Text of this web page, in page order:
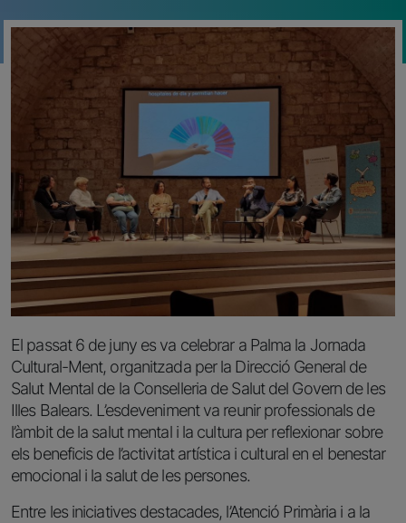
El passat 6 de juny es va celebrar a Palma la Jornada
Cultural-Ment, organitzada per la Direcció General de
Salut Mental de la Conselleria de Salut del Govern de les
Illes Balears. L’esdeveniment va reunir professionals de
l’àmbit de la salut mental i la cultura per reflexionar sobre
els beneficis de l’activitat artística i cultural en el benestar
emocional i la salut de les persones.
Entre les iniciatives destacades, l’Atenció Primària i a la